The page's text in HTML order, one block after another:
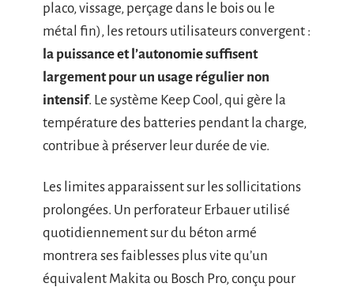
placo, vissage, perçage dans le bois ou le
métal fin), les retours utilisateurs convergent :
la puissance et l’autonomie suffisent
largement pour un usage régulier non
intensif. Le système Keep Cool, qui gère la
température des batteries pendant la charge,
contribue à préserver leur durée de vie.
Les limites apparaissent sur les sollicitations
prolongées. Un perforateur Erbauer utilisé
quotidiennement sur du béton armé
montrera ses faiblesses plus vite qu’un
équivalent Makita ou Bosch Pro, conçu pour